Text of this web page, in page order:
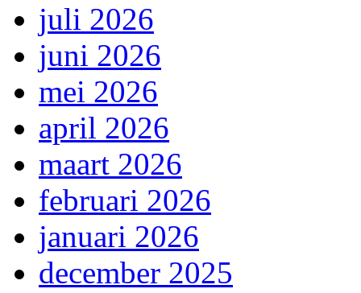
juli 2026
juni 2026
mei 2026
april 2026
maart 2026
februari 2026
januari 2026
december 2025